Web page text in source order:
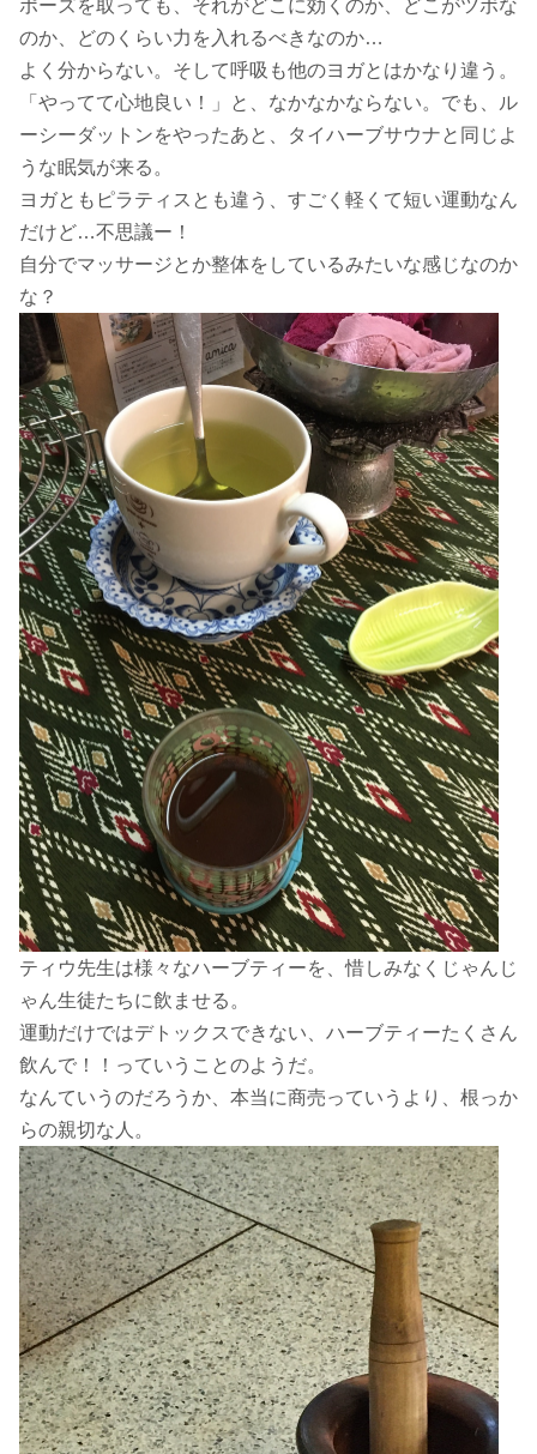
ポーズを取っても、それがどこに効くのか、どこがツボな
のか、どのくらい力を入れるべきなのか…
よく分からない。そして呼吸も他のヨガとはかなり違う。
「やってて心地良い！」と、なかなかならない。 でも、ル
ーシーダットンをやったあと、
タイハーブサウナと同じよ
うな眠気が来る。
ヨガともピラティスとも違う、 すごく軽くて短い運動なん
だけど…不思議ー！
自分でマッサージとか整体を しているみたいな感じなのか
な？
ティウ先生は様々なハーブティーを、惜しみなくじゃんじ
ゃん生徒たちに飲ませる。
運動だけではデトックスできない、ハーブティーたくさん
飲んで！！っていうことのようだ。
なんていうのだろうか、本当に商売っていうより、根っか
らの親切な人。